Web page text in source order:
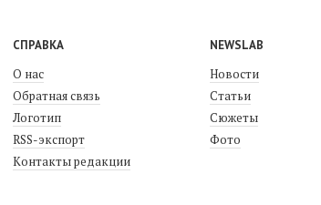
СПРАВКА
О нас
Обратная связь
Логотип
RSS-экспорт
Контакты редакции
NEWSLAB
Новости
Статьи
Сюжеты
Фото